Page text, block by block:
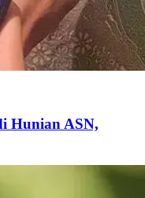
Hunian ASN,